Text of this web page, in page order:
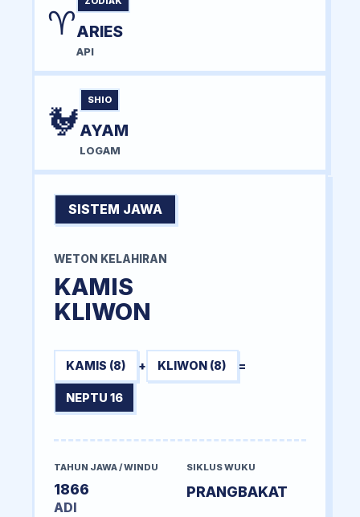
♈ARIES
API
🐓
SHIO
AYAM
LOGAM
SISTEM JAWA
WETON KELAHIRAN
KAMIS
KLIWON
KAMIS (8) + KLIWON (8) =
NEPTU 16
TAHUN JAWA / WINDU
1866
ADI
SIKLUS WUKU
PRANGBAKAT